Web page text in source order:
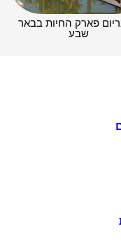
פארק החיות בבאר
שבע